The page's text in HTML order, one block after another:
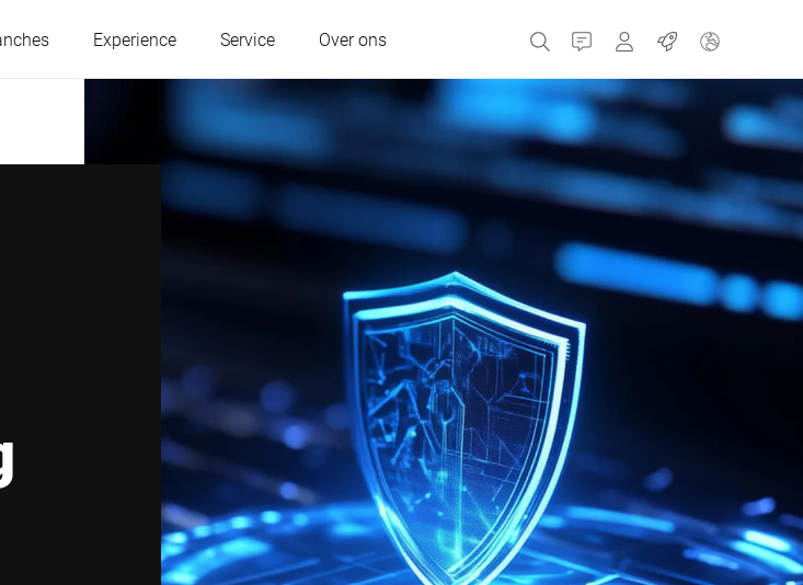
Experience Service Over ons Contact Portals
MyBizerba
RefurBiz Shop
Banen
Tsjechische Republiek
Griekenland
Nederland
Portugal Rusland
Slowakije Spanje
Turkije Oekraïne